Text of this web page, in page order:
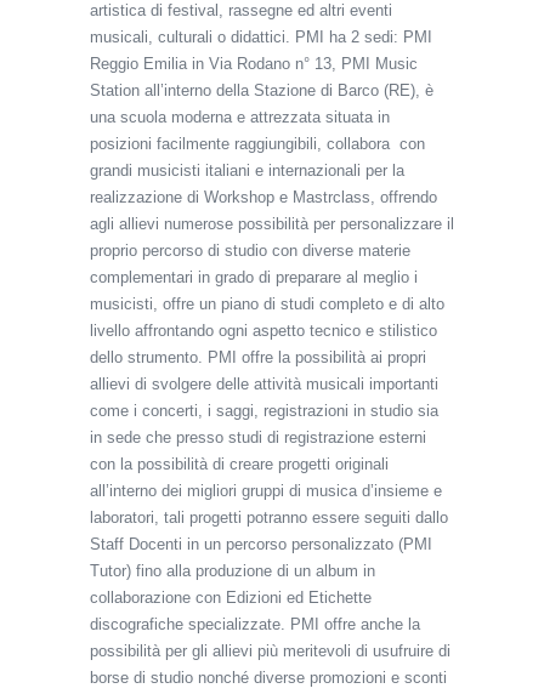
artistica di festival, rassegne ed altri eventi
musicali, culturali o didattici. PMI ha 2 sedi: PMI
Reggio Emilia in Via Rodano n° 13, PMI Music
Station all’interno della Stazione di Barco (RE), è
una scuola moderna e attrezzata situata in
posizioni facilmente raggiungibili, collabora con
grandi musicisti italiani e internazionali per la
realizzazione di Workshop e Mastrclass, offrendo
agli allievi numerose possibilità per personalizzare il
proprio percorso di studio con diverse materie
complementari in grado di preparare al meglio i
musicisti, offre un piano di studi completo e di alto
livello affrontando ogni aspetto tecnico e stilistico
dello strumento. PMI offre la possibilità ai propri
allievi di svolgere delle attività musicali importanti
come i concerti, i saggi, registrazioni in studio sia
in sede che presso studi di registrazione esterni
con la possibilità di creare progetti originali
all’interno dei migliori gruppi di musica d’insieme e
laboratori, tali progetti potranno essere seguiti dallo
Staff Docenti in un percorso personalizzato (PMI
Tutor) fino alla produzione di un album in
collaborazione con Edizioni ed Etichette
discografiche specializzate. PMI offre anche la
possibilità per gli allievi più meritevoli di usufruire di
borse di studio nonché diverse promozioni e sconti